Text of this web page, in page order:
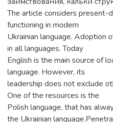
The article considers present-
functioning in modern
Ukrainian language. Adoption
in all languages. Today
English is the main source of
language. However, its
leadership does not exclude
One of the resources is the
Polish language, that has
the Ukrainian